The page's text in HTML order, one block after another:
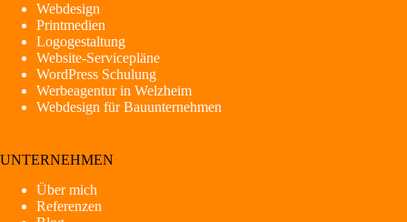
Webdesign
Printmedien
Logogestaltung
Website-Servicepläne
WordPress Schulung
Werbeagentur in Welzheim
Webdesign für Bauunternehmen
UNTERNEHMEN
Über mich
Referenzen